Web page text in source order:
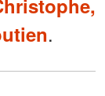
.